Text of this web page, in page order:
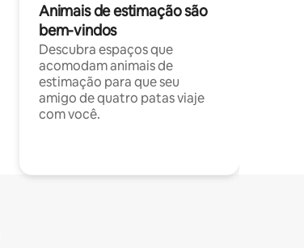
Animais de estimação são
bem-vindos
Descubra espaços que
acomodam animais de
estimação para que seu
amigo de quatro patas viaje
com você.